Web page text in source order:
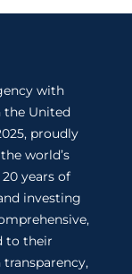
with
the United
proudly
world’s
years of
investing
to their